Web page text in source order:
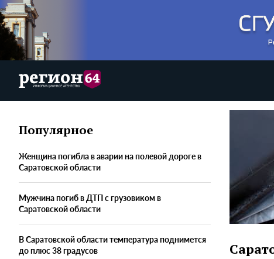
Популярное
Женщина погибла в аварии на полевой дороге в
Саратовской области
Мужчина погиб в ДТП с грузовиком в
Саратовской области
В Саратовской области температура поднимется
до плюс 38 градусов